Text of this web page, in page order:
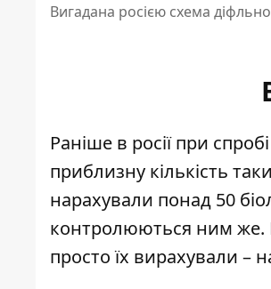
Вигадана росією схема
Раніше в росії при
приблизну кількість
нарахували понад 50
контролюються ним же.
просто їх вирахували –